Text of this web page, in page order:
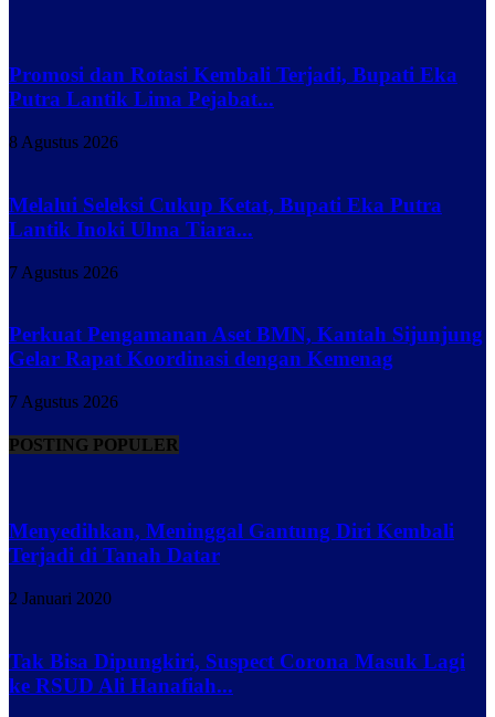
Promosi dan Rotasi Kembali Terjadi, Bupati Eka
Putra Lantik Lima Pejabat...
8 Agustus 2026
Melalui Seleksi Cukup Ketat, Bupati Eka Putra
Lantik Inoki Ulma Tiara...
7 Agustus 2026
Perkuat Pengamanan Aset BMN, Kantah Sijunjung
Gelar Rapat Koordinasi dengan Kemenag
7 Agustus 2026
POSTING POPULER
Menyedihkan, Meninggal Gantung Diri Kembali
Terjadi di Tanah Datar
2 Januari 2020
Tak Bisa Dipungkiri, Suspect Corona Masuk Lagi
ke RSUD Ali Hanafiah...